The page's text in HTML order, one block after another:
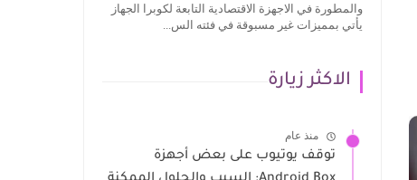
والمطورة في الاجهزة الاقتصادية التابعة لكوبرا الجهاز
يأتي بمميزات غير مسبوقة في فئته الس...
الاكثر زيارة
منذ عام
توقف يوتيوب على بعض أجهزة